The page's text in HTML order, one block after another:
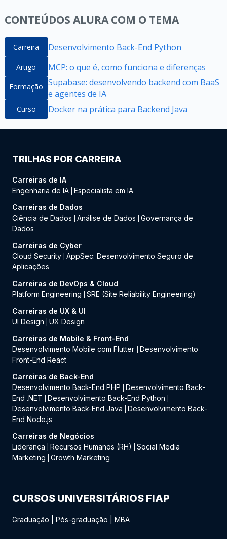
CONTEÚDOS ALURA COM O TEMA
Carreira Desenvolvimento Back-End Python
Artigo MCP: o que é, como funciona e diferenças
Formação Supabase: desenvolvendo backend com BaaS
e agentes de IA
Curso Docker na prática para Backend Java
TRILHAS POR CARREIRA
Carreiras de IA
Engenharia de IA Especialista em IA
Carreiras de Dados
Ciência de Dados
Análise de Dados
Governança de
Dados
Carreiras de Cyber
Cloud Security AppSec: Desenvolvimento Seguro de
Aplicações
Carreiras de DevOps & Cloud
Platform Engineering
SRE (Site Reliability Engineering)
Carreiras de UX & UI
UI Design
UX Design
Carreiras de Mobile & Front-End
Desenvolvimento Mobile com Flutter
Desenvolvimento
Front-End React
Carreiras de Back-End
Desenvolvimento Back-End PHP
Desenvolvimento Back-
End .NET
Desenvolvimento Back-End Python
Desenvolvimento Back-End Java
Desenvolvimento Back-
End Node.js
Carreiras de Negócios
Liderança
Recursos Humanos (RH)
Social Media
Marketing
Growth Marketing
CURSOS UNIVERSITÁRIOS FIAP
Graduação Pós-graduação MBA